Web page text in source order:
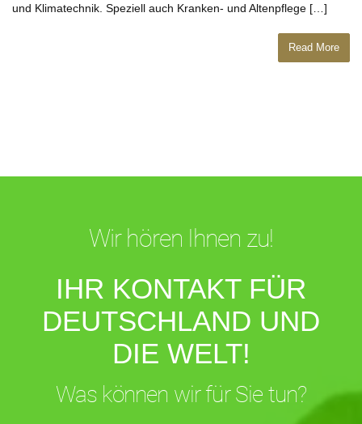
und Klimatechnik. Speziell auch Kranken- und Altenpflege […]
Read More
Wir hören Ihnen zu!
IHR KONTAKT FÜR
DEUTSCHLAND UND
DIE WELT!
Was können wir für Sie tun?